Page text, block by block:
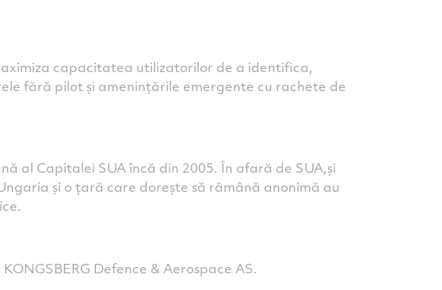
capacitatea utilizatorilor de a identifica,
fără pilot și amenințările emergente cu rachete de
al Capitalei SUA încă din 2005. În afară de SUA,și
și o țară care dorește să rămână anonimă au
Defence & Aerospace AS.